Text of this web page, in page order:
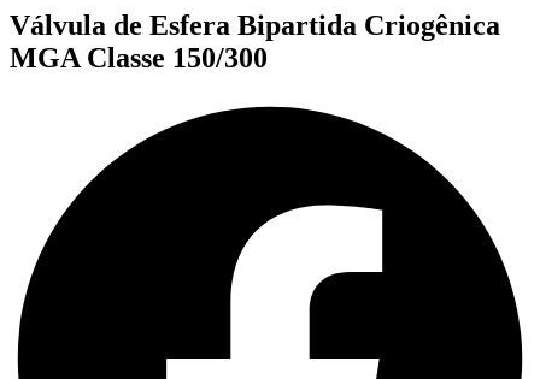
Válvula de Esfera Bipartida Criogênica
MGA Classe 150/300